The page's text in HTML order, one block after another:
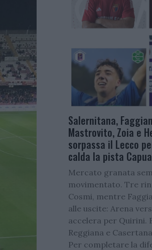
Salernitana,
Mastrovito, Zoia e
sorpassa il Lecco
calda la pista
Mercato granata
movimentato. Tre
Cosmi, mentre
alle uscite: Arena
accelera per Quirini.
Reggiana e
Per completare la